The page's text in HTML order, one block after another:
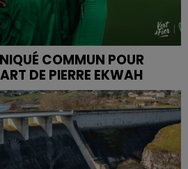
COMMUN POUR
DE PIERRE EKWAH